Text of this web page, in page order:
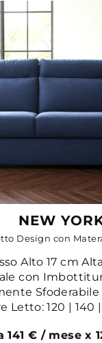
NEW
Design con
Alto 17 cm
con
Sfoderabile
Letto: 120 | 140
141 € / mese x